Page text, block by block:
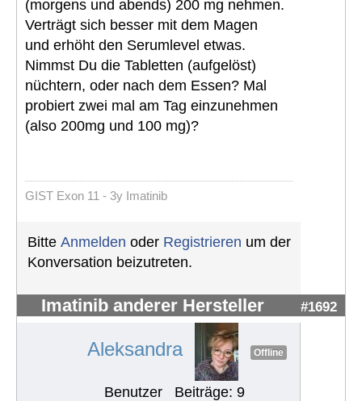
(morgens und abends) 200 mg nehmen.
Verträgt sich besser mit dem Magen
und erhöht den Serumlevel etwas.
Nimmst Du die Tabletten (aufgelöst)
nüchtern, oder nach dem Essen? Mal
probiert zwei mal am Tag einzunehmen
(also 200mg und 100 mg)?
GIST Exon 11 - 3y Imatinib
Bitte Anmelden oder Registrieren um der
Konversation beizutreten.
Imatinib anderer Hersteller #1692
Aleksandra Offline
Benutzer Beiträge: 9